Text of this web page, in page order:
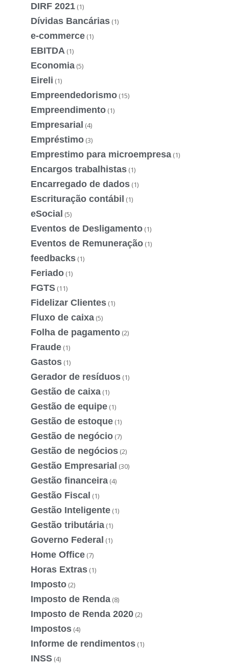
DIRF 2021 (1)
Dívidas Bancárias (1)
e-commerce (1)
EBITDA (1)
Economia (5)
Eireli (1)
Empreendedorismo (15)
Empreendimento (1)
Empresarial (4)
Empréstimo (3)
Emprestimo para microempresa (1)
Encargos trabalhistas (1)
Encarregado de dados (1)
Escrituração contábil (1)
eSocial (5)
Eventos de Desligamento (1)
Eventos de Remuneração (1)
feedbacks (1)
Feriado (1)
FGTS (11)
Fidelizar Clientes (1)
Fluxo de caixa (5)
Folha de pagamento (2)
Fraude (1)
Gastos (1)
Gerador de resíduos (1)
Gestão de caixa (1)
Gestão de equipe (1)
Gestão de estoque (1)
Gestão de negócio (7)
Gestão de negócios (2)
Gestão Empresarial (30)
Gestão financeira (4)
Gestão Fiscal (1)
Gestão Inteligente (1)
Gestão tributária (1)
Governo Federal (1)
Home Office (7)
Horas Extras (1)
Imposto (2)
Imposto de Renda (8)
Imposto de Renda 2020 (2)
Impostos (4)
Informe de rendimentos (1)
INSS (4)